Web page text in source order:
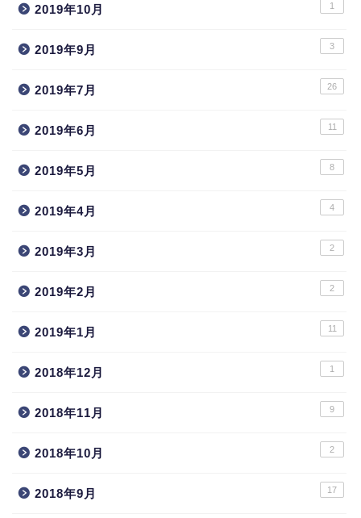
2019年10月 1
2019年9月 3
2019年7月 26
2019年6月 11
2019年5月 8
2019年4月 4
2019年3月 2
2019年2月 2
2019年1月 11
2018年12月 1
2018年11月 9
2018年10月 2
2018年9月 17